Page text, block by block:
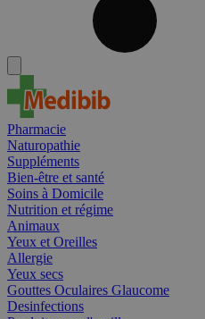
Pharmacie
Naturopathie
Suppléments
Bien-être et santé
Soins à Domicile
Nutrition et régime
Animaux
Yeux et Oreilles
Allergie
Yeux secs
Gouttes Oculaires Glaucome
Desinfections